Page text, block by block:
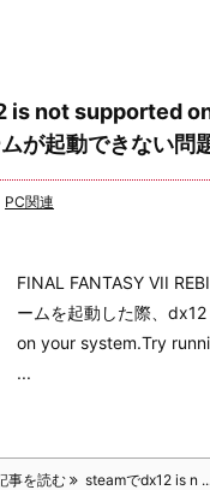
is not supported
が起動できない問
PC関連
FINAL FANTASY VII
ームを起動した際、
on your system.Try
...
事を読む steamでdx12 is n